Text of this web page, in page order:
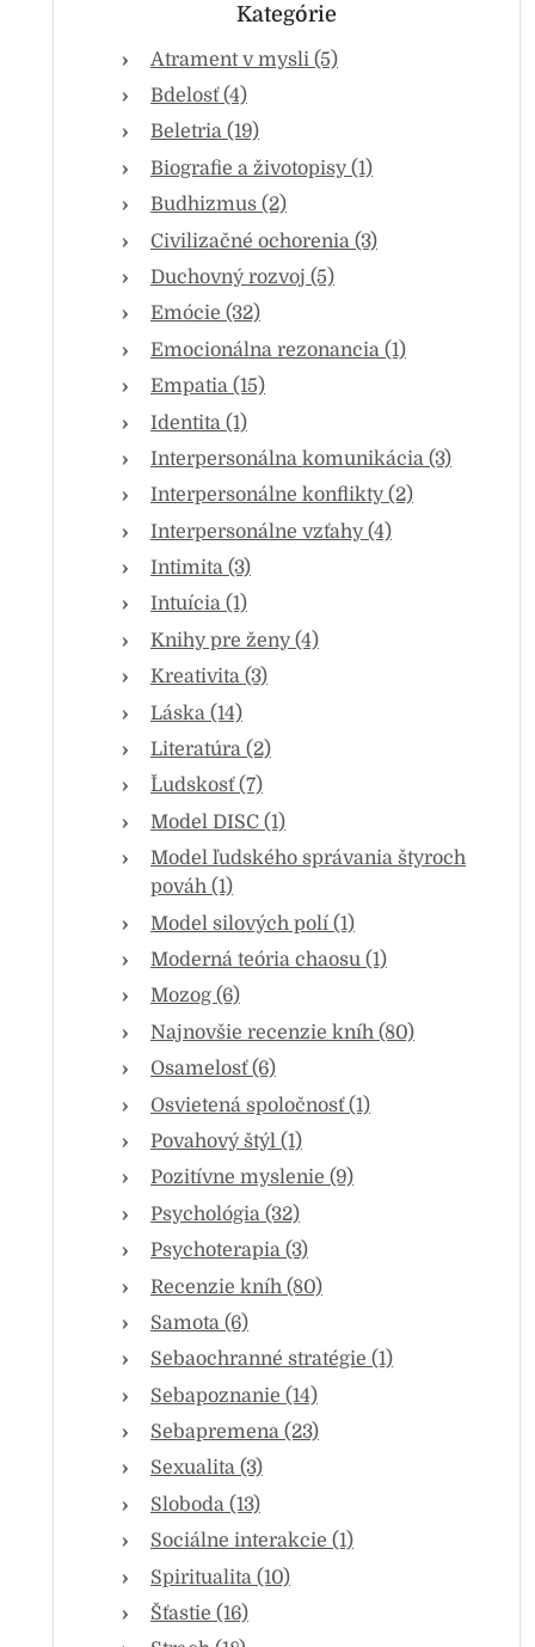
Kategórie
Atrament v mysli (5)
Bdelosť (4)
Beletria (19)
Biografie a životopisy (1)
Budhizmus (2)
Civilizačné ochorenia (3)
Duchovný rozvoj (5)
Emócie (32)
Emocionálna rezonancia (1)
Empatia (15)
Identita (1)
Interpersonálna komunikácia (3)
Interpersonálne konflikty (2)
Interpersonálne vzťahy (4)
Intimita (3)
Intuícia (1)
Knihy pre ženy (4)
Kreativita (3)
Láska (14)
Literatúra (2)
Ľudskosť (7)
Model DISC (1)
Model ľudského správania štyroch
pováh (1)
Model silových polí (1)
Moderná teória chaosu (1)
Mozog (6)
Najnovšie recenzie kníh (80)
Osamelosť (6)
Osvietená spoločnosť (1)
Povahový štýl (1)
Pozitívne myslenie (9)
Psychológia (32)
Psychoterapia (3)
Recenzie kníh (80)
Samota (6)
Sebaochranné stratégie (1)
Sebapoznanie (14)
Sebapremena (23)
Sexualita (3)
Sloboda (13)
Sociálne interakcie (1)
Spiritualita (10)
Šťastie (16)